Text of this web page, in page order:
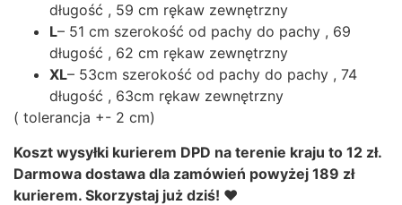
długość , 59 cm rękaw zewnętrzny
L– 51 cm szerokość od pachy do pachy , 69
długość , 62 cm rękaw zewnętrzny
XL– 53cm szerokość od pachy do pachy , 74
długość , 63cm rękaw zewnętrzny
( tolerancja +- 2 cm)
Koszt wysyłki kurierem DPD na terenie kraju to 12 zł.
Darmowa dostawa dla zamówień powyżej 189 zł
kurierem. Skorzystaj już dziś! ❤